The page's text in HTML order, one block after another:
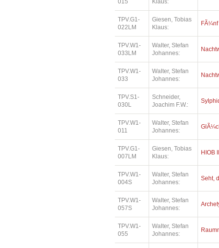
015
Klaus:
TPV.G1-
022LM
Giesen, Tobias
Klaus:
TPV.W1-
033LM
Walter, Stefan
Johannes:
TPV.W1-
033
Walter, Stefan
Johannes:
TPV.S1-
030L
Schneider,
Joachim F.W.:
TPV.W1-
011
Walter, Stefan
Johannes:
TPV.G1-
007LM
Giesen, Tobias
Klaus:
HIOB II
TPV.W1-
004S
Walter, Stefan
Johannes:
Seht,
TPV.W1-
057S
Walter, Stefan
Johannes:
TPV.W1-
055
Walter, Stefan
Johannes: